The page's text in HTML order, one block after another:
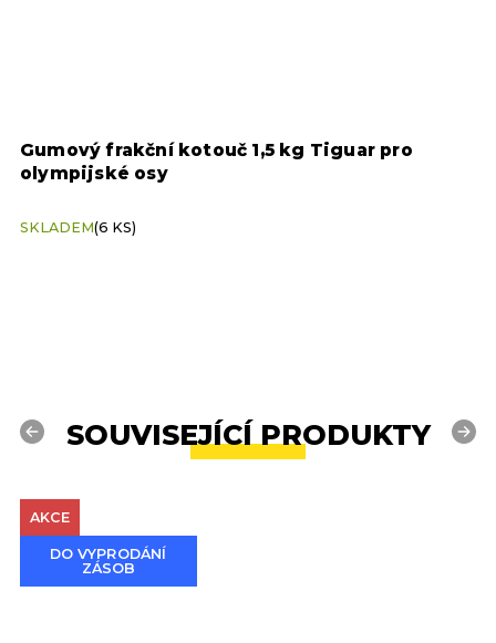
Gumový frakční kotouč 1,5 kg Tiguar pro
olympijské osy
SKLADEM(6 KS)
SOUVISEJÍCÍ PRODUKTY
Previous
AKCE
DO VYPRODÁNÍ
ZÁSOB
Next